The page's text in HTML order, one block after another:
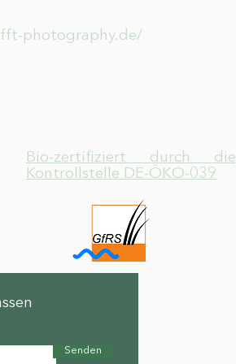
photography.de/
Bio-zertifiziert durch die
Kontrollstelle DE-ÖKO-039
Senden